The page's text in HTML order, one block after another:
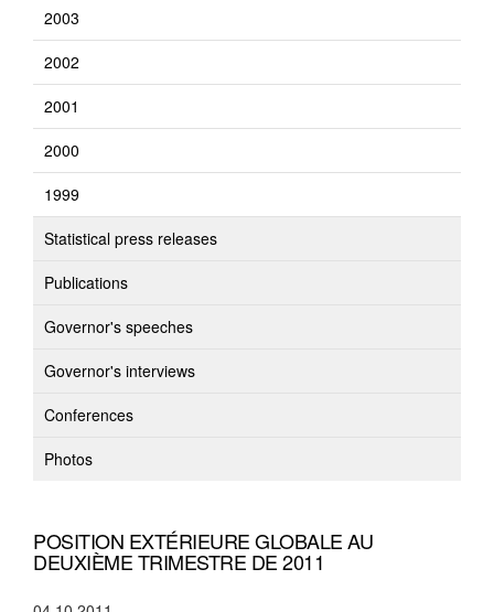
2003
2002
2001
2000
1999
Statistical press releases
Publications
Governor's speeches
Governor's interviews
Conferences
Photos
POSITION EXTÉRIEURE GLOBALE AU
DEUXIÈME TRIMESTRE DE 2011